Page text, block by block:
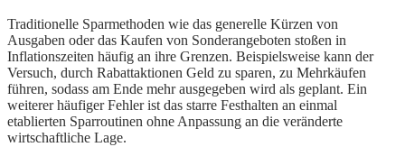
Traditionelle Sparmethoden wie das generelle Kürzen von
Ausgaben oder das Kaufen von Sonderangeboten stoßen in
Inflationszeiten häufig an ihre Grenzen. Beispielsweise kann der
Versuch, durch Rabattaktionen Geld zu sparen, zu Mehrkäufen
führen, sodass am Ende mehr ausgegeben wird als geplant. Ein
weiterer häufiger Fehler ist das starre Festhalten an einmal
etablierten Sparroutinen ohne Anpassung an die veränderte
wirtschaftliche Lage.